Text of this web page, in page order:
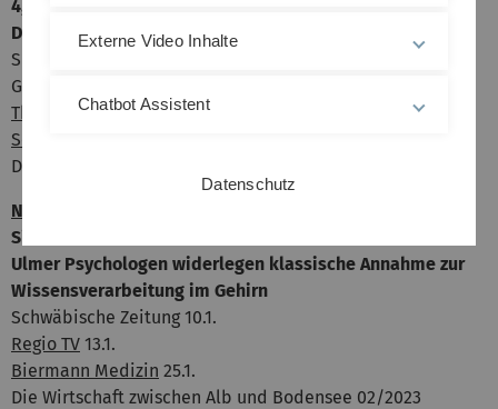
4,9 Mio. Euro für Ulmer Transferzentrum zur
Digitalisierung
Südwest Presse 16.12.
Geislinger Zeitung 17.12.
Thomas Dörflinger15.12.
Schwäbische Zeitung
Die Wirtschaft zwischen Alb und Bodensee 02/2023
Nr. 102/2022 vom 14.12.
Sinn durch Sinnlichkeit
Ulmer Psychologen widerlegen klassische Annahme zur
Wissensverarbeitung im Gehirn
Schwäbische Zeitung 10.1.
Regio TV 13.1.
Biermann Medizin 25.1.
Die Wirtschaft zwischen Alb und Bodensee 02/2023
Externe Video Inhalte
Chatbot Assistent
Datenschutz